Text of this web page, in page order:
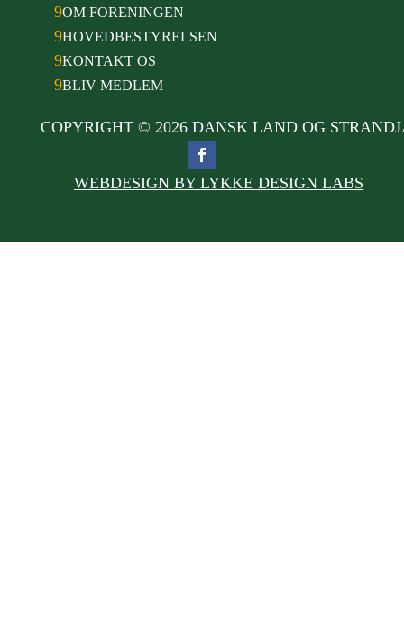
9OM FORENINGEN
9HOVEDBESTYRELSEN
9KONTAKT OS
9BLIV MEDLEM
COPYRIGHT © 2026 DANSK LAND OG
WEBDESIGN BY LYKKE DESIGN LABS